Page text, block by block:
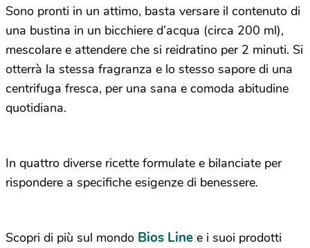
Sono pronti in un attimo, basta versare il contenuto di
una bustina in un bicchiere d’acqua (circa 200 ml),
mescolare e attendere che si reidratino per 2 minuti. Si
otterrà la stessa fragranza e lo stesso sapore di una
centrifuga fresca, per una sana e comoda abitudine
quotidiana.
In quattro diverse ricette formulate e bilanciate per
rispondere a specifiche esigenze di benessere.
Scopri di più sul mondo Bios Line e i suoi prodotti